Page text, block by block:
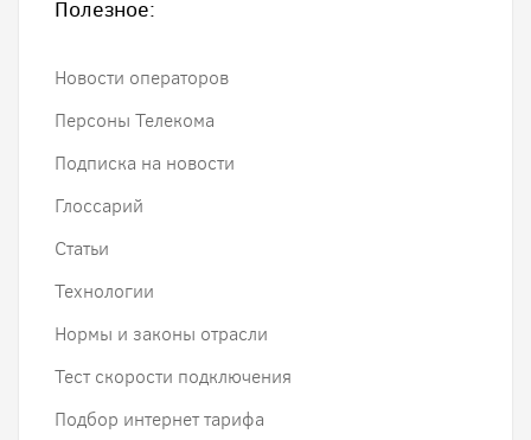
Полезное:
Новости операторов
Персоны Телекома
Подписка на новости
Глоссарий
Статьи
Технологии
Нормы и законы отрасли
Тест скорости подключения
Подбор интернет тарифа